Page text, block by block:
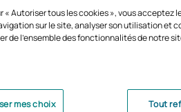
« Autoriser tous les cookies », vous acceptez
sur le site, analyser son utilisation et
de l'ensemble des fonctionnalités de notre
Tout
mes choix